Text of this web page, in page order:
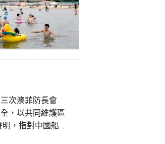
次澳菲防長會
，以共同維護區
，指對中國船隻
表示嚴重關切，